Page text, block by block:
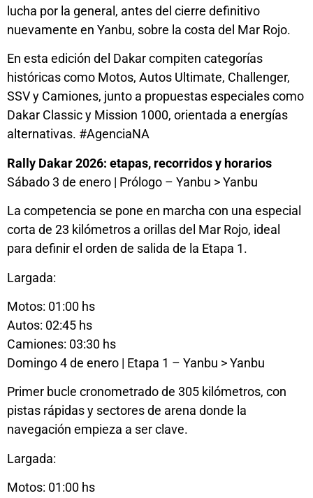
lucha por la general, antes del cierre definitivo
nuevamente en Yanbu, sobre la costa del Mar Rojo.
En esta edición del Dakar compiten categorías
históricas como Motos, Autos Ultimate, Challenger,
SSV y Camiones, junto a propuestas especiales como
Dakar Classic y Mission 1000, orientada a energías
alternativas. #AgenciaNA
Rally Dakar 2026: etapas, recorridos y horarios
Sábado 3 de enero | Prólogo – Yanbu > Yanbu
La competencia se pone en marcha con una especial
corta de 23 kilómetros a orillas del Mar Rojo, ideal
para definir el orden de salida de la Etapa 1.
Largada:
Motos: 01:00 hs
Autos: 02:45 hs
Camiones: 03:30 hs
Domingo 4 de enero | Etapa 1 – Yanbu > Yanbu
Primer bucle cronometrado de 305 kilómetros, con
pistas rápidas y sectores de arena donde la
navegación empieza a ser clave.
Largada:
Motos: 01:00 hs